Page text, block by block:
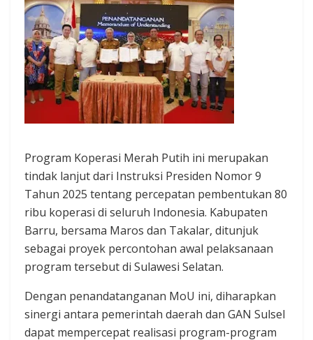
Program Koperasi Merah Putih ini merupakan
tindak lanjut dari Instruksi Presiden Nomor 9
Tahun 2025 tentang percepatan pembentukan 80
ribu koperasi di seluruh Indonesia. Kabupaten
Barru, bersama Maros dan Takalar, ditunjuk
sebagai proyek percontohan awal pelaksanaan
program tersebut di Sulawesi Selatan.
Dengan penandatanganan MoU ini, diharapkan
sinergi antara pemerintah daerah dan GAN Sulsel
dapat mempercepat realisasi program-program